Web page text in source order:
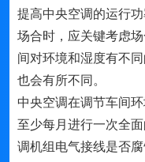
提高中央空调的运行
场合时，应关键考虑
间对环境和湿度有不
也会有所不同。
中央空调在调节车间
至少每月进行一次全
调机组电气接线是否